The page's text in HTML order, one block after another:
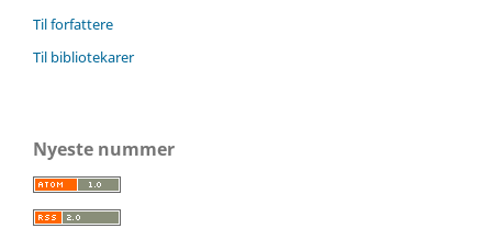
Til forfattere
Til bibliotekarer
Nyeste nummer